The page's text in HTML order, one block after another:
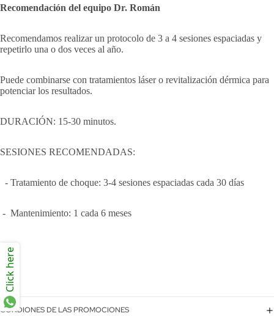
Recomendación del equipo Dr. Román
Recomendamos realizar un protocolo de 3 a 4 sesiones espaciadas y
repetirlo una o dos veces al año.
Puede combinarse con tratamientos láser o revitalización dérmica para
potenciar los resultados.
DURACIÓN: 15-30 minutos.
SESIONES RECOMENDADAS:
- Tratamiento de choque: 3-4 sesiones espaciadas cada 30 días
- Mantenimiento: 1 cada 6 meses
CONDIONES DE LAS PROMOCIONES
Click here